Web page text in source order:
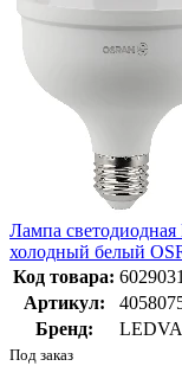
Лампа
холодный белый
Код товара: 6029031
Артикул:
Бренд:
Под заказ